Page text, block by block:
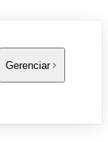
Gerenciar